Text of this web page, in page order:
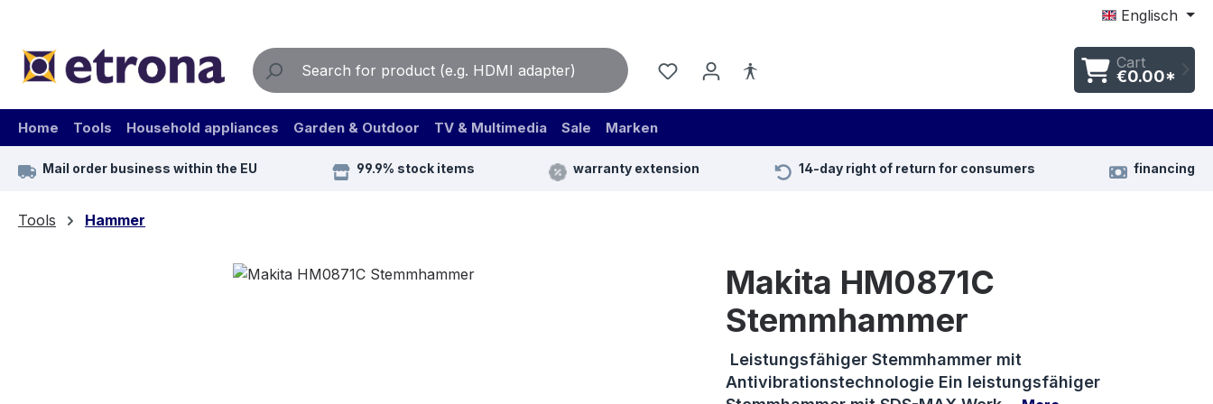
Englisch
Cart
€0.00*
Home Tools Household appliances Garden & Outdoor TV & Multimedia Sale Marken
Mail order business within the EU 99.9% stock items warranty extension 14-day right of return for consumers financing
Tools Hammer
Makita HM0871C
Stemmhammer
Leistungsfähiger Stemmhammer mit
Antivibrationstechnologie Ein leistungsfähiger